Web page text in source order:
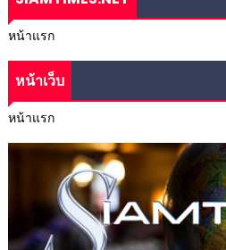
หน้าแรก
หน้าเว็บ
หน้าแรก